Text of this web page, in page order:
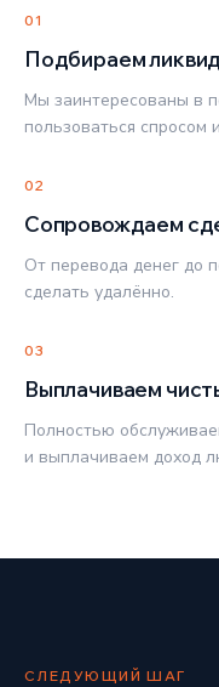
01
Подбираем
Мы заинтересованы в
пользоваться спросом
02
Сопровождаем
От перевода денег до
сделать удалённо.
03
Выплачиваем
Полностью
и выплачиваем доход
СЛЕДУЮЩИЙ ШАГ